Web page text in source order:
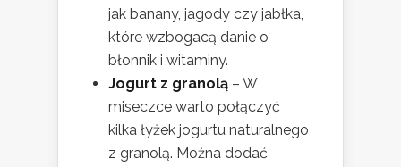
jak banany, jagody czy jabłka,
które wzbogacą danie o
błonnik i witaminy.
Jogurt z granolą – W
miseczce warto połączyć
kilka łyżek jogurtu naturalnego
z granolą. Można dodać